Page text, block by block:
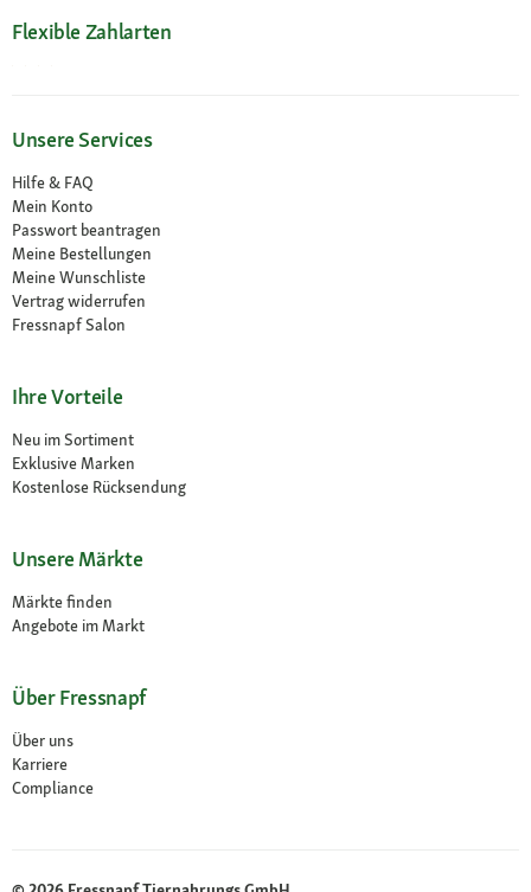
Flexible Zahlarten
Unsere Services
Hilfe & FAQ
Mein Konto
Passwort beantragen
Meine Bestellungen
Meine Wunschliste
Vertrag widerrufen
Fressnapf Salon
Ihre Vorteile
Neu im Sortiment
Exklusive Marken
Kostenlose Rücksendung
Unsere Märkte
Märkte finden
Angebote im Markt
Über Fressnapf
Über uns
Karriere
Compliance